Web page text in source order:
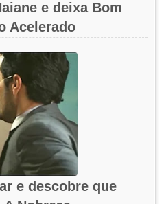
e deixa Bom
Acelerado
e descobre que